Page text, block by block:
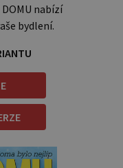
nabízí
bydlení.